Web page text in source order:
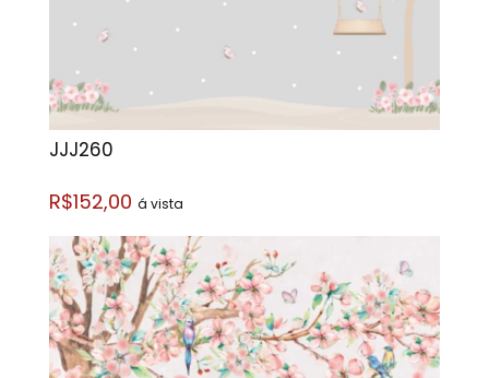
JJJ260
R$152,00 á vista